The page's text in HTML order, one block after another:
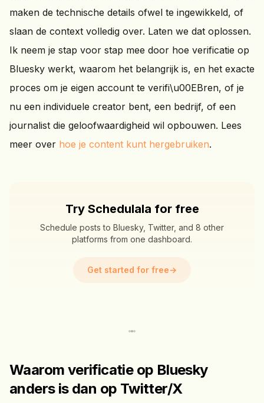
maken de technische details ofwel te ingewikkeld, of
slaan de context volledig over. Laten we dat oplossen.
Ik neem je stap voor stap mee door hoe verificatie op
Bluesky werkt, waarom het belangrijk is, en het exacte
proces om je eigen account te verifi\u00EBren, of je
nu een individuele creator bent, een bedrijf, of een
journalist die geloofwaardigheid wil opbouwen. Lees
meer over hoe je content kunt hergebruiken.
Try Schedulala for free
Schedule posts to Bluesky, Twitter, and 8 other
platforms from one dashboard.
Get started for free→
Waarom verificatie op Bluesky
anders is dan op Twitter/X